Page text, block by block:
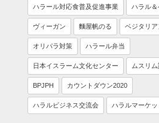
ハラール対応食普及促進事業 ハラル
ヴィーガン 麵屋帆のる ベジタリア
オリパラ対策 ハラール弁当
日本イスラーム文化センター ムスリ
BPJPH カウントダウン2020
ハラルビジネス交流会 ハラルマーケッ